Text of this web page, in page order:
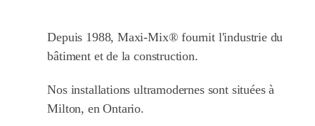
Depuis 1988, Maxi-Mix® fournit l'industrie du
bâtiment et de la construction.
Nos installations ultramodernes sont situées à
Milton, en Ontario.